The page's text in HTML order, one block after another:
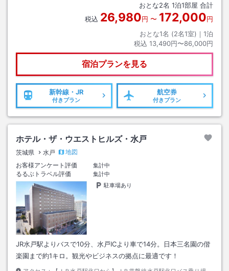
おとな2名 1泊1部屋 合計
税込 26,980円 〜 172,000円
おとな1名 (2名1室)｜ 1泊
税込 13,490円〜86,000円
宿泊プランを見る
新幹線・JR
付きプラン
航空券
付きプラン
ホテル・ザ・ウエストヒルズ・水戸
茨城県 水戸
地図
お客様アンケート評価
集計中
るるぶトラベル評価
集計中
駐車場あり
JR水戸駅よりバスで10分、水戸ICより車で14分。日本三名園の偕
楽園まで約1キロ。観光やビジネスの拠点に最適です！